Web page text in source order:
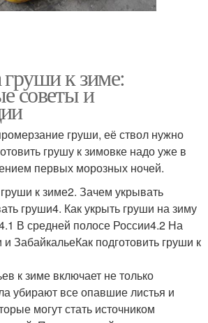
груши к зиме:
советы и
груши, её ствол нужно
грушу к зимовке надо уже в
первых морозных ночей.
к зиме2. Зачем укрывать
груши4. Как укрыть груши на зиму
В средней полосе России4.2 На
ЗабайкальеКак подготовить груши к
к зиме включает не только
убирают все опавшие листья и
могут стать источником